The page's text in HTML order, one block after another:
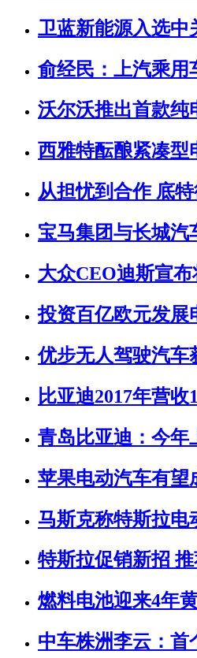
卫蓝新能源入选中
俞经民：上汽乘用
沃尔沃推出首款纯
西雅特酝酿紧凑型
从担忧到合作 底
宝马集团与长城汽
大众CEO迪斯宣
投资百亿欧元发展
优步无人驾驶汽车
比亚迪2017年营
青岛比亚迪：今年
苹果电动汽车有望
马斯克称特斯拉电
特斯拉促销新招
燃料电池迎来4年
中车株洲李云：首